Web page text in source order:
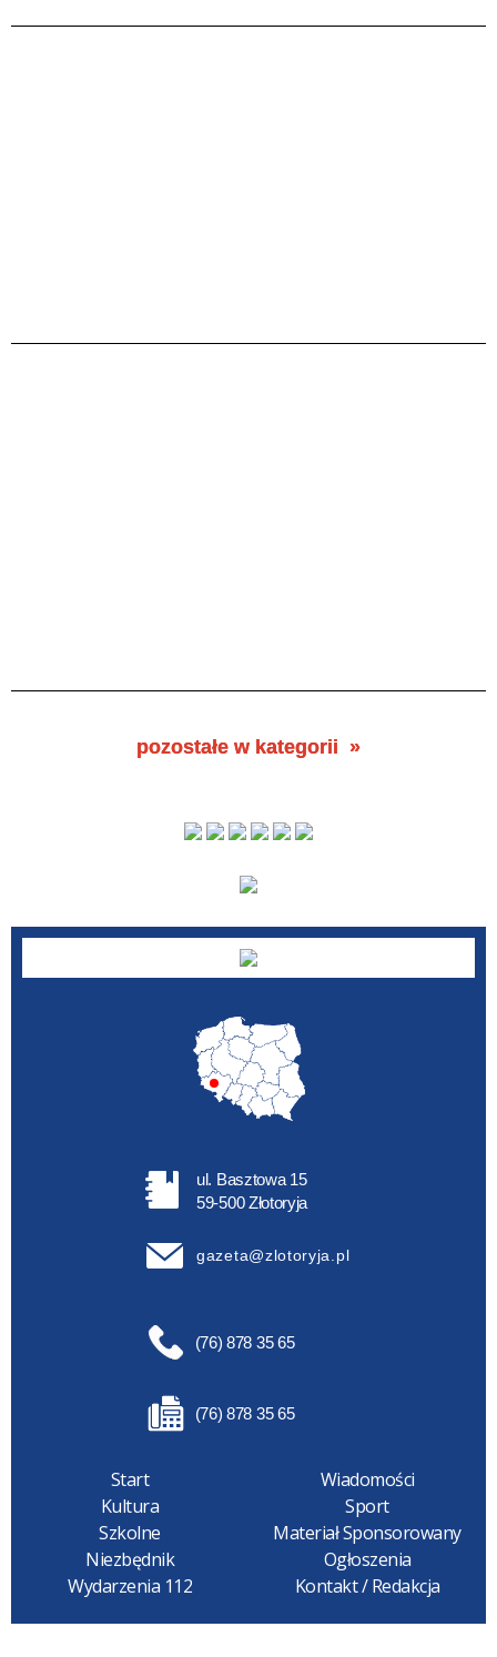
pozostałe w kategorii
ul. Basztowa 15
59-500 Złotoryja
gazeta@zlotoryja.pl
(76) 878 35 65
(76) 878 35 65
Start
Wiadomości
Kultura
Sport
Szkolne
Materiał Sponsorowany
Niezbędnik
Ogłoszenia
Wydarzenia 112
Kontakt / Redakcja